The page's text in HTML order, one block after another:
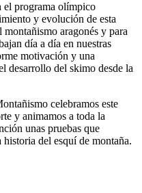
el programa olímpico
y evolución de esta
aragonés y para
día a día en nuestras
motivación y una
desarrollo del skimo desde la
celebramos este
y animamos a toda la
unas pruebas que
historia del esquí de montaña.